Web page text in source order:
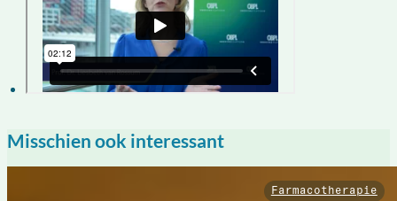
Misschien ook interessant
Farmacotherapie